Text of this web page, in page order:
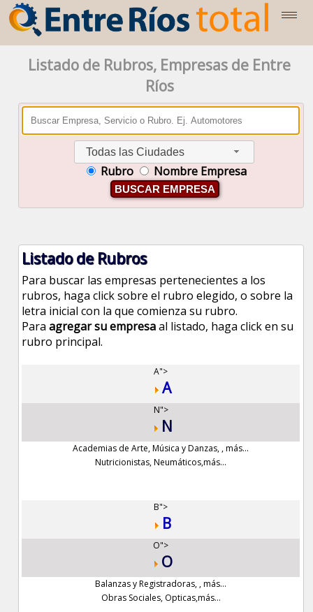
Listado de Rubros, Empresas de Entre
Ríos
Todas las Ciudades
Rubro Nombre Empresa
BUSCAR EMPRESA
Listado de Rubros
Para buscar las empresas pertenecientes a los
rubros, haga click sobre el rubro elegido, o sobre la
letra inicial con la que comienza su rubro.
Paraagregar su empresaal listado, haga click en su
rubro principal.
A">
A
N">
N
Academias de Arte, Música y Danzas, ,más...
Nutricionistas,Neumáticos,más...
B">
B
O">
O
Balanzas y Registradoras, ,más...
Obras Sociales, Opticas,más...